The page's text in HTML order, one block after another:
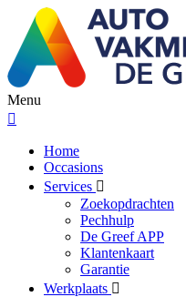
Menu
Home
Occasions
Services
Zoekopdrachten
Pechhulp
De Greef APP
Klantenkaart
Garantie
Werkplaats